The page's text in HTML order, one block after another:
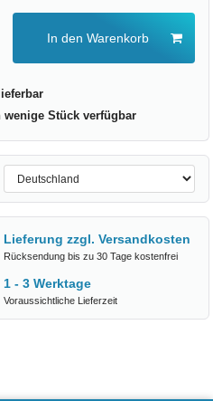
In den Warenkorb
wenige Stück verfügbar
Lieferung zzgl. Versandkosten
Rücksendung bis zu 30 Tage kostenfrei
1 - 3 Werktage
Voraussichtliche Lieferzeit